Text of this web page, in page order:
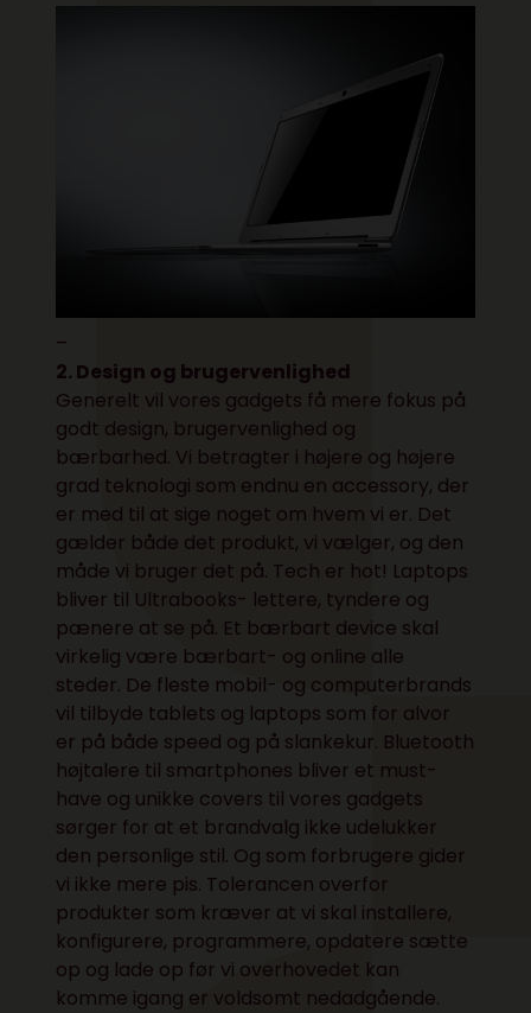
–
2. Design og brugervenlighed
Generelt vil vores gadgets få mere fokus på
godt design, brugervenlighed og
bærbarhed. Vi betragter i højere og højere
grad teknologi som endnu en accessory, der
er med til at sige noget om hvem vi er. Det
gælder både det produkt, vi vælger, og den
måde vi bruger det på. Tech er hot! Laptops
bliver til Ultrabooks- lettere, tyndere og
pænere at se på. Et bærbart device skal
virkelig være bærbart- og online alle
steder. De fleste mobil- og computerbrands
vil tilbyde tablets og laptops som for alvor
er på både speed og på slankekur. Bluetooth
højtalere til smartphones bliver et must-
have og unikke covers til vores gadgets
sørger for at et brandvalg ikke udelukker
den personlige stil. Og som forbrugere gider
vi ikke mere pis. Tolerancen overfor
produkter som kræver at vi skal installere,
konfigurere, programmere, opdatere sætte
op og lade op før vi overhovedet kan
komme igang er voldsomt nedadgående.